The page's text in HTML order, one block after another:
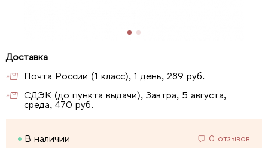
Почта России (1 класс), 1 день, 289 руб.
СДЭК (до пункта выдачи), Завтра, 5 августа,
среда, 470 руб.
В наличии 0 отзывов